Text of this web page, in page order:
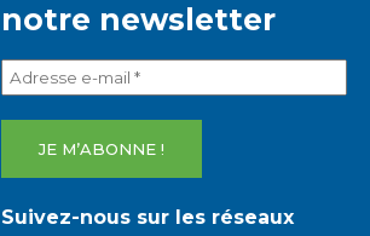
notre newsletter
Suivez-nous sur les réseaux